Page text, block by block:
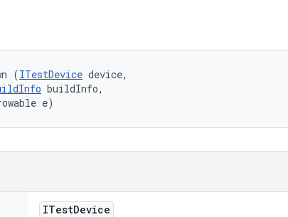
(ITestDevice device,
buildInfo,
e)
ITestDevice